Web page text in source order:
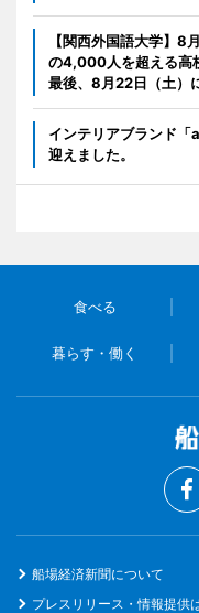
【関西外国語大学】8
の4,000人を超える高
最後、8月22日（土）
インテリアブランド
迎えました。
食べる
暮らす・働く
船場経済新聞について
プレスリリース・情報提供